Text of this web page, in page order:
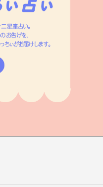
星座占い。
お告げを、
ぃがお届けします。